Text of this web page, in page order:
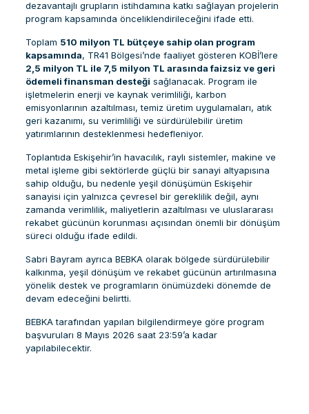
dezavantajlı grupların istihdamına katkı sağlayan projelerin
program kapsamında önceliklendirileceğini ifade etti.
Toplam 510 milyon TL bütçeye sahip olan program
kapsamında, TR41 Bölgesi’nde faaliyet gösteren KOBİ’lere
2,5 milyon TL ile 7,5 milyon TL arasında faizsiz ve geri
ödemeli finansman desteği sağlanacak. Program ile
işletmelerin enerji ve kaynak verimliliği, karbon
emisyonlarının azaltılması, temiz üretim uygulamaları, atık
geri kazanımı, su verimliliği ve sürdürülebilir üretim
yatırımlarının desteklenmesi hedefleniyor.
Toplantıda Eskişehir’in havacılık, raylı sistemler, makine ve
metal işleme gibi sektörlerde güçlü bir sanayi altyapısına
sahip olduğu, bu nedenle yeşil dönüşümün Eskişehir
sanayisi için yalnızca çevresel bir gereklilik değil, aynı
zamanda verimlilik, maliyetlerin azaltılması ve uluslararası
rekabet gücünün korunması açısından önemli bir dönüşüm
süreci olduğu ifade edildi.
Sabri Bayram ayrıca BEBKA olarak bölgede sürdürülebilir
kalkınma, yeşil dönüşüm ve rekabet gücünün artırılmasına
yönelik destek ve programların önümüzdeki dönemde de
devam edeceğini belirtti.
BEBKA tarafından yapılan bilgilendirmeye göre program
başvuruları 8 Mayıs 2026 saat 23:59’a kadar
yapılabilecektir.